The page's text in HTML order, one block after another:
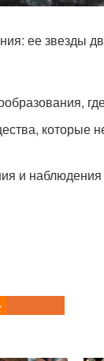
ее звезды
которые
и